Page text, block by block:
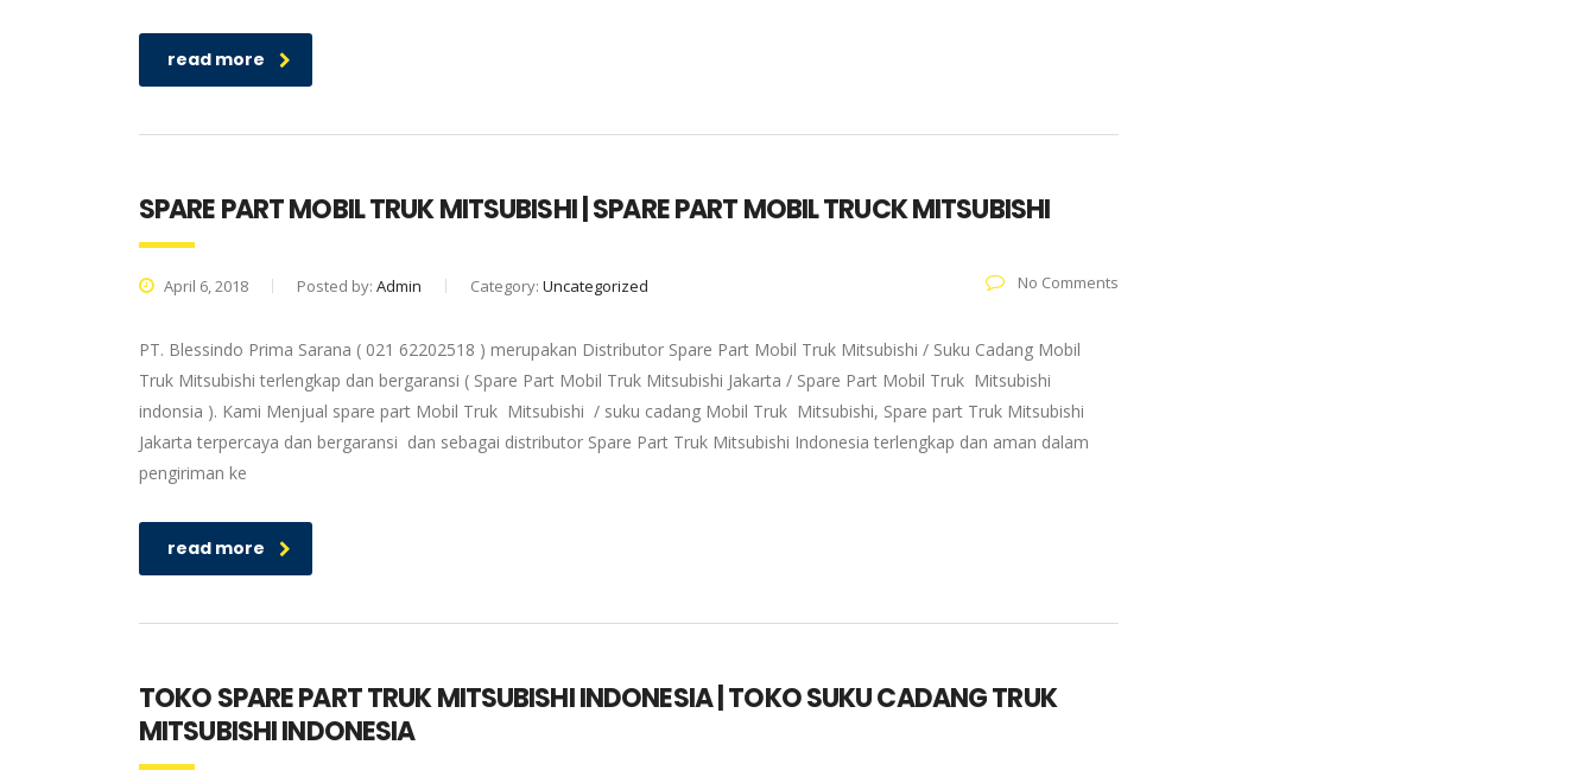
read more
SPARE PART MOBIL TRUK MITSUBISHI | SPARE PART MOBIL TRUCK MITSUBISHI
April 6, 2018 Posted by: Admin Category: Uncategorized No Comments
PT. Blessindo Prima Sarana ( 021 62202518 ) merupakan Distributor Spare Part Mobil Truk Mitsubishi / Suku Cadang Mobil
Truk Mitsubishi terlengkap dan bergaransi ( Spare Part Mobil Truk Mitsubishi Jakarta / Spare Part Mobil Truk Mitsubishi
indonsia ). Kami Menjual spare part Mobil Truk Mitsubishi / suku cadang Mobil Truk Mitsubishi, Spare part Truk Mitsubishi
Jakarta terpercaya dan bergaransi dan sebagai distributor Spare Part Truk Mitsubishi Indonesia terlengkap dan aman dalam
pengiriman ke
read more
TOKO SPARE PART TRUK MITSUBISHI INDONESIA | TOKO SUKU CADANG TRUK
MITSUBISHI INDONESIA